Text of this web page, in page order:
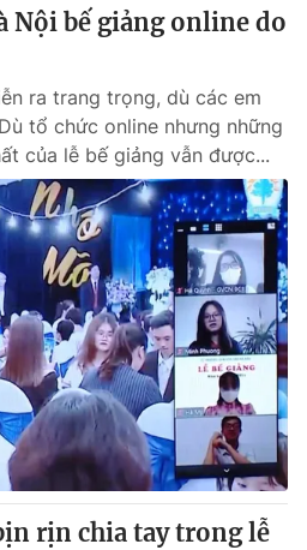
Nội bế giảng online do
ra trang trọng, dù các em
tổ chức online nhưng những
của lễ bế giảng vẫn được...
rịn chia tay trong lễ